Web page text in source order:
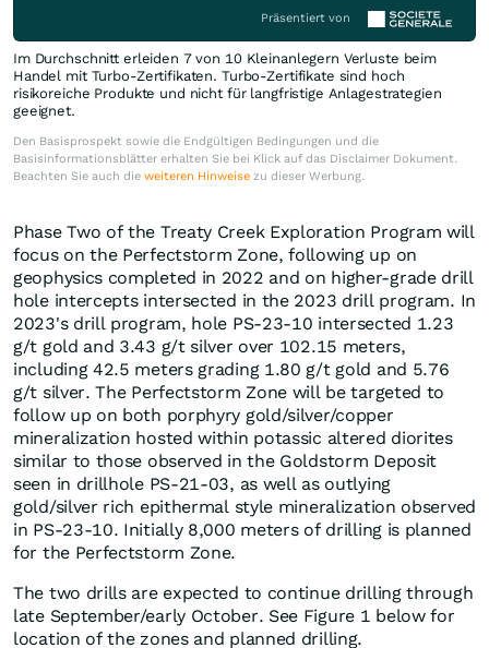
Präsentiert von
Im Durchschnitt erleiden 7 von 10 Kleinanlegern Verluste beim
Handel mit Turbo-Zertifikaten. Turbo-Zertifikate sind hoch
risikoreiche Produkte und nicht für langfristige Anlagestrategien
geeignet.
Den Basisprospekt sowie die Endgültigen Bedingungen und die
Basisinformationsblätter erhalten Sie bei Klick auf das Disclaimer Dokument.
Beachten Sie auch die weiteren Hinweise zu dieser Werbung.
Phase Two of the Treaty Creek Exploration Program will
focus on the Perfectstorm Zone, following up on
geophysics completed in 2022 and on higher-grade drill
hole intercepts intersected in the 2023 drill program. In
2023's drill program, hole PS-23-10 intersected 1.23
g/t gold and 3.43 g/t silver over 102.15 meters,
including 42.5 meters grading 1.80 g/t gold and 5.76
g/t silver. The Perfectstorm Zone will be targeted to
follow up on both porphyry gold/silver/copper
mineralization hosted within potassic altered diorites
similar to those observed in the Goldstorm Deposit
seen in drillhole PS-21-03, as well as outlying
gold/silver rich epithermal style mineralization observed
in PS-23-10. Initially 8,000 meters of drilling is planned
for the Perfectstorm Zone.
The two drills are expected to continue drilling through
late September/early October. See Figure 1 below for
location of the zones and planned drilling.